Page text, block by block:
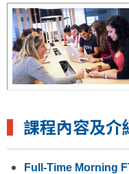
▍ 課程內容及介
Full-Time Morning